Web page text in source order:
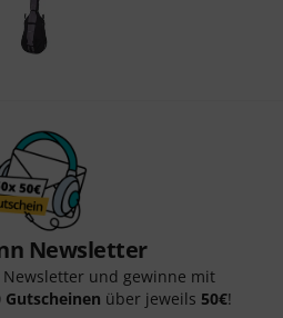
Newsletter
und gewinne mit
Gutscheinen über jeweils 50€!